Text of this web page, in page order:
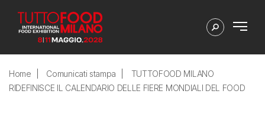
Home Comunicati stampa
TUTTOFOOD MILANO
RIDEFINISCE IL CALENDARIO DELLE FIERE MONDIALI DEL FOOD